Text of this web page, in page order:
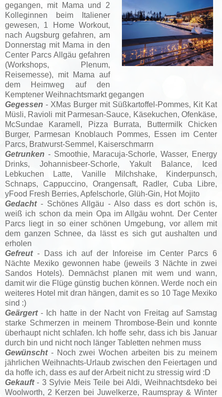
gegangen, mit Mama und 2
Kolleginnen beim Italiener
gewesen, 1 Home Workout,
nach Augsburg gefahren, am
Donnerstag mit Mama in den
Center Parcs Allgäu gefahren
(Workshops, Plenum,
Reisemesse), mit Mama auf
dem Heimweg auf den
Kemptener Weihnachtsmarkt gegangen
Gegessen - XMas Burger mit Süßkartoffel-Pommes, Kit Kat
Müsli, Ravioli mit Parmesan-Sauce, Käsekuchen, Ofenkäse,
McSundae Karamell, Pizza Burrata, Buttermilk Chicken
Burger, Parmesan Knoblauch Pommes, Essen im Center
Parcs, Bratwurst-Semmel, Kaiserschmarrn
Getrunken - Smoothie, Maracuja-Schorle, Wasser, Energy
Drinks, Johannisbeer-Schorle, Yakult Balance, Iced
Lebkuchen Latte, Vanille Milchshake, Kinderpunsch,
Schnaps, Cappuccino, Orangensaft, Radler, Cuba Libre,
yFood Fresh Berries, Apfelschorle, Glüh-Gin, Hot Mojito
Gedacht- Schönes Allgäu - Also dass es dort schön is,
weiß ich schon da mein Opa im Allgäu wohnt. Der Center
Parcs liegt in so einer schönen Umgebung, vor allem mit
dem ganzen Schnee, da lässt es sich gut aushalten und
erholen
Gefreut- Dass ich auf der Inforeise im Center Parcs 6
Nächte Mexiko gewonnen habe (jeweils 3 Nächte in zwei
Sandos Hotels). Demnächst planen mit wem und wann,
damit wir die Flüge günstig buchen können. Werde noch ein
weiteres Hotel mit dran hängen, damit es so 10 Tage Mexiko
sind :)
Geärgert- Ich hatte in der Nacht von Freitag auf Samstag
starke Schmerzen in meinem Thrombose-Bein und konnte
überhaupt nicht schlafen. Ich hoffe sehr, dass ich bis Januar
durch bin und nicht noch länger Tabletten nehmen muss
Gewünscht- Noch zwei Wochen arbeiten bis zu meinem
jährlichen Weihnachts-Urlaub zwischen den Feiertagen und
da hoffe ich, dass es auf der Arbeit nicht zu stressig wird :D
Gekauft- 3 Sylvie Meis Teile bei Aldi, Weihnachtsdeko bei
Woolworth, 2 Kerzen bei Juwelkerze, Raumspray & Winter